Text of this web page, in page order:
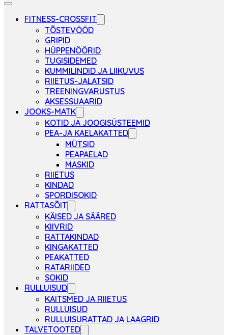
FITNESS-CROSSFIT
TÕSTEVÖÖD
GRIPID
HÜPPENÖÖRID
TUGISIDEMED
KUMMILINDID JA LIIKUVUS
RIIETUS-JALATSID
TREENINGVARUSTUS
AKSESSUAARID
JOOKS-MATK
KOTID JA JOOGISÜSTEEMID
PEA-JA KAELAKATTED
MÜTSID
PEAPAELAD
MASKID
RIIETUS
KINDAD
SPORDISOKID
RATTASÕIT
KÄISED JA SÄÄRED
KIIVRID
RATTAKINDAD
KINGAKATTED
PEAKATTED
RATARIIDED
SOKID
RULLUISUD
KAITSMED JA RIIETUS
RULLUISUD
RULLUISURATTAD JA LAAGRID
TALVETOOTED